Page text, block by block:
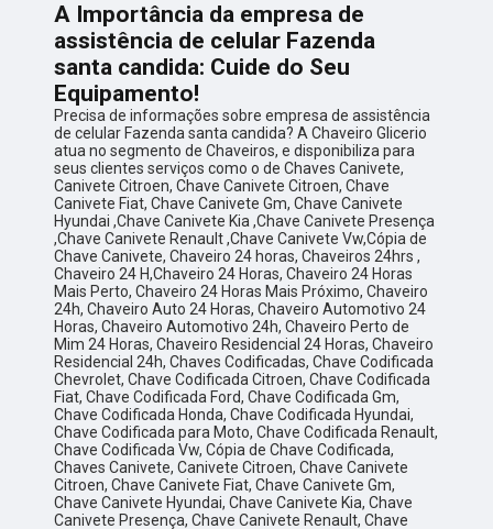
A Importância da empresa de
assistência de celular Fazenda
santa candida: Cuide do Seu
Equipamento!
Precisa de informações sobre empresa de assistência
de celular Fazenda santa candida? A Chaveiro Glicerio
atua no segmento de Chaveiros, e disponibiliza para
seus clientes serviços como o de Chaves Canivete,
Canivete Citroen, Chave Canivete Citroen, Chave
Canivete Fiat, Chave Canivete Gm, Chave Canivete
Hyundai ,Chave Canivete Kia ,Chave Canivete Presença
,Chave Canivete Renault ,Chave Canivete Vw,Cópia de
Chave Canivete, Chaveiro 24 horas, Chaveiros 24hrs ,
Chaveiro 24 H,Chaveiro 24 Horas, Chaveiro 24 Horas
Mais Perto, Chaveiro 24 Horas Mais Próximo, Chaveiro
24h, Chaveiro Auto 24 Horas, Chaveiro Automotivo 24
Horas, Chaveiro Automotivo 24h, Chaveiro Perto de
Mim 24 Horas, Chaveiro Residencial 24 Horas, Chaveiro
Residencial 24h, Chaves Codificadas, Chave Codificada
Chevrolet, Chave Codificada Citroen, Chave Codificada
Fiat, Chave Codificada Ford, Chave Codificada Gm,
Chave Codificada Honda, Chave Codificada Hyundai,
Chave Codificada para Moto, Chave Codificada Renault,
Chave Codificada Vw, Cópia de Chave Codificada,
Chaves Canivete, Canivete Citroen, Chave Canivete
Citroen, Chave Canivete Fiat, Chave Canivete Gm,
Chave Canivete Hyundai, Chave Canivete Kia, Chave
Canivete Presença, Chave Canivete Renault, Chave